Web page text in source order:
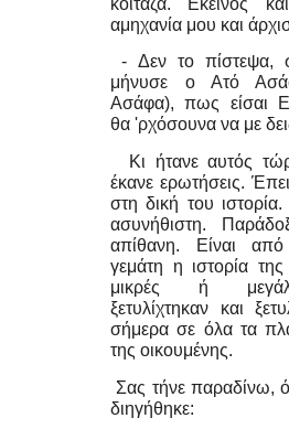
αμηχανία μου και
- Δεν το πίστεψα,
μήνυσε ο Ατό
Ασάφα), πως είσαι
θα 'ρχόσουνα να με
Κι ήτανε αυτός
έκανε ερωτήσεις.
στη δική του ιστορία.
ασυνήθιστη.
απίθανη. Είναι από
γεμάτη η ιστορία
μικρές ή
ξετυλίχτηκαν και
σήμερα σε όλα τα
της οικουμένης.
Σας τήνε παραδίνω,
διηγήθηκε: